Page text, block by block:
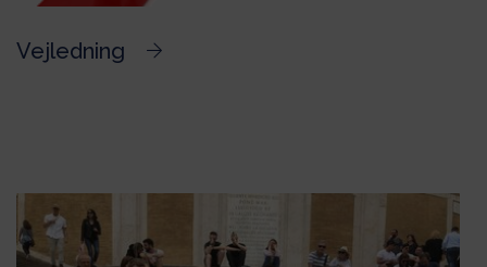
Vejledning